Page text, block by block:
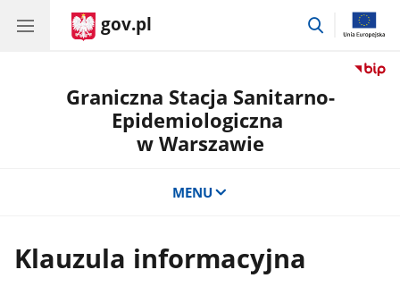
gov.pl
przejdź
Graniczna Stacja Sanitarno-
Epidemiologiczna
w Warszawie
MENU
Klauzula informacyjna